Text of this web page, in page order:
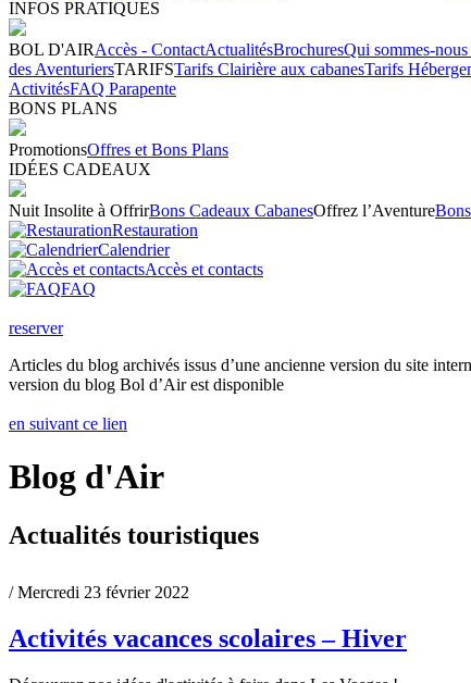
INFOS PRATIQUES
BOL D'AIRAccès - ContactActualitésBrochuresQui sommes-nous
des AventuriersTARIFSTarifs Clairière aux cabanesTarifs
ActivitésFAQ Parapente
BONS PLANS
PromotionsOffres et Bons Plans
IDÉES CADEAUX
Nuit Insolite à OffrirBons Cadeaux CabanesOffrez l’Aventure
Restauration
Calendrier
Accès et contacts
FAQ
reserver
Articles du blog archivés issus d’une ancienne version du site
version du blog Bol d’Air est disponible
en suivant ce lien
Blog d'Air
Actualités touristiques
/ Mercredi 23 février 2022
Activités vacances scolaires – Hiver